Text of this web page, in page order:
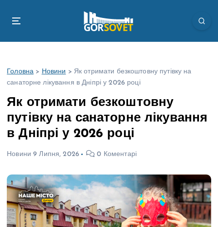
Головна > Новини > Як отримати безкоштовну путівку на
санаторне лікування в Дніпрі у 2026 році
Як отримати безкоштовну
путівку на санаторне лікування
в Дніпрі у 2026 році
Новини 9 Липня, 2026 0 Коментарі